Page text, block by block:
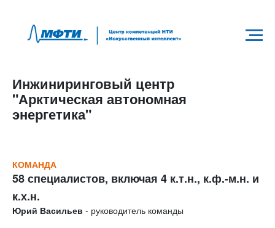
Инжиниринговый центр
"Арктическая автономная
энергетика"
КОМАНДА
58 специалистов, включая 4 к.т.н., к.ф.-м.н. и
к.х.н.
Юрий Васильев - руководитель команды